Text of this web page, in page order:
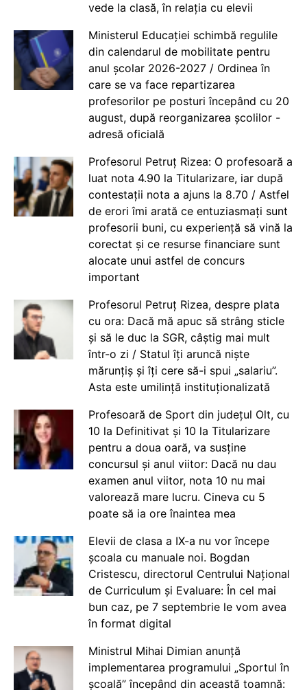
vede la clasă, în relația cu elevii
Ministerul Educației schimbă regulile
din calendarul de mobilitate pentru
anul școlar 2026-2027 / Ordinea în
care se va face repartizarea
profesorilor pe posturi începând cu 20
august, după reorganizarea școlilor -
adresă oficială
Profesorul Petruț Rizea: O profesoară a
luat nota 4.90 la Titularizare, iar după
contestații nota a ajuns la 8.70 / Astfel
de erori îmi arată ce entuziasmați sunt
profesorii buni, cu experiență să vină la
corectat și ce resurse financiare sunt
alocate unui astfel de concurs
important
Profesorul Petruț Rizea, despre plata
cu ora: Dacă mă apuc să strâng sticle
și să le duc la SGR, câștig mai mult
într-o zi / Statul îți aruncă niște
mărunțiș și îți cere să-i spui „salariu”.
Asta este umilință instituționalizată
Profesoară de Sport din județul Olt, cu
10 la Definitivat și 10 la Titularizare
pentru a doua oară, va susține
concursul și anul viitor: Dacă nu dau
examen anul viitor, nota 10 nu mai
valorează mare lucru. Cineva cu 5
poate să ia ore înaintea mea
Elevii de clasa a IX-a nu vor începe
școala cu manuale noi. Bogdan
Cristescu, directorul Centrului Național
de Curriculum și Evaluare: În cel mai
bun caz, pe 7 septembrie le vom avea
în format digital
Ministrul Mihai Dimian anunță
implementarea programului „Sportul în
școală” începând din această toamnă: